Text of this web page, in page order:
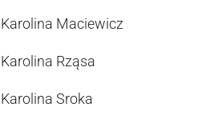
Karolina Maciewicz
Karolina Rząsa
Karolina Sroka